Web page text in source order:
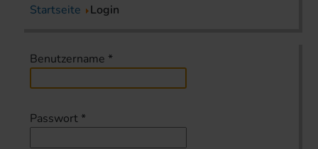
Startseite Login
Benutzername *
Passwort *